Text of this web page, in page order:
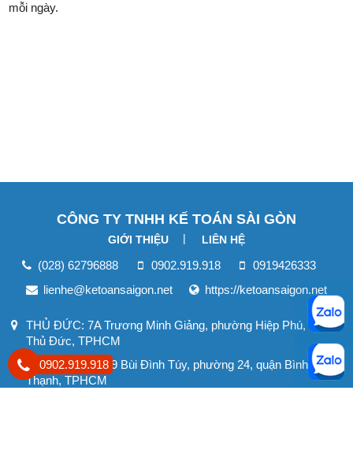
mỗi ngày.
CÔNG TY TNHH KẾ TOÁN SÀI GÒN
GIỚI THIỆU LIÊN HỆ
(028) 62796888 0902.919.918
0919426333
lienhe@ketoansaigon.net
https://ketoansaigon.net
THỦ ĐỨC: 7A Trương Minh Giảng, phường Hiệp Phú, TP.
Thủ Đức, TPHCM
BÌNH THẠNH: 49 Bùi Đình Túy, phường 24, quận Bình
Thạnh, TPHCM
0902.919.918